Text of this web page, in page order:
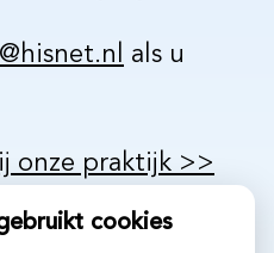
als u
onze praktijk >>
cookies